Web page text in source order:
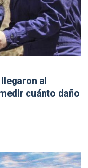
al
cuánto daño